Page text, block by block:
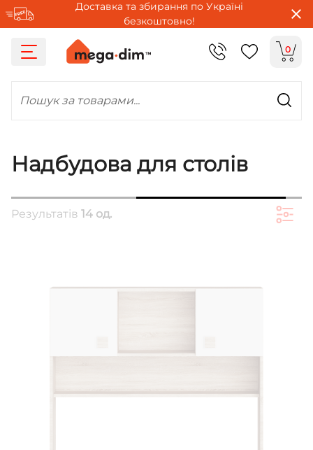
Доставка та збирання по Україні
безкоштовно!
0
Пошук за товарами...
Надбудова для столів
Результатів 14 од.